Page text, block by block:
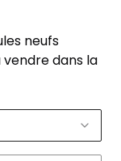
neufs
vendre dans la